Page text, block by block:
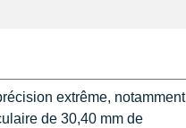
extrême, notamment
de 30,40 mm de